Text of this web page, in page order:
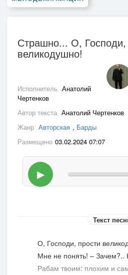
Страшно... О, Господи,
великодушно!
Исполнитель Анатолий
Чертенков
Автор текста Анатолий Чертенков
Жанр Авторская , Барды
Размещено 03.02.2024 07:07
▶
Текст
­­­­­­­­­­­­­­­­О, Господи, прости
Мне не понять! – Зачем?..
Рабам твоим: плохим и